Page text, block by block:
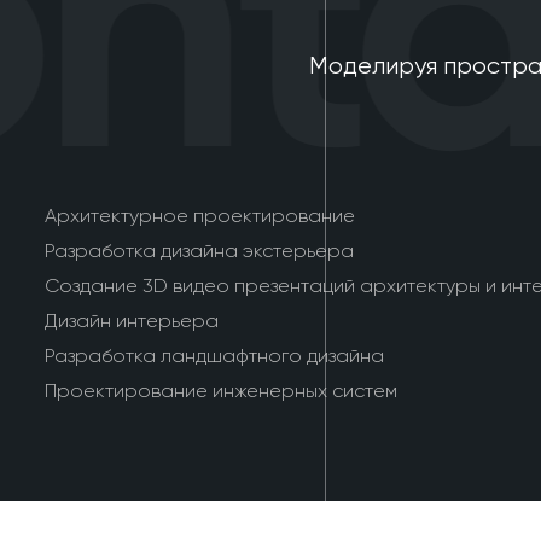
Моделируя
Архитектурное проектирование
Разработка дизайна экстерьера
Создание 3D видео презентаций архитектуры и
Дизайн интерьера
Разработка ландшафтного дизайна
Проектирование инженерных систем